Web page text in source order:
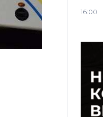
16:00